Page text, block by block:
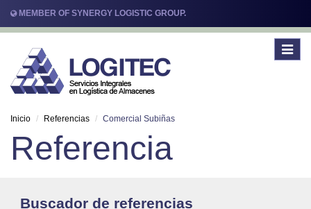
MEMBER OF SYNERGY LOGISTIC GROUP.
Toggle
Inicio Referencias Comercial Subiñas
Referencia
Buscador de referencias